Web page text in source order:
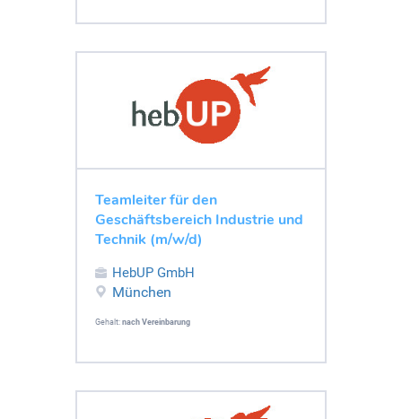
Teamleiter für den
Geschäftsbereich Industrie und
Technik (m/w/d)
HebUP GmbH
München
Gehalt: nach Vereinbarung